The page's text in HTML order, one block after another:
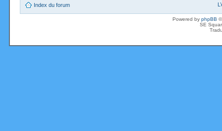
Index du forum
Powered by phpBB
SE